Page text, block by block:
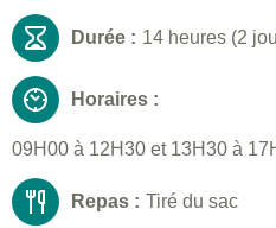
Durée : 14 heures (2
Horaires :
09H00 à 12H30 et 13H30 à
Repas : Tiré du sac